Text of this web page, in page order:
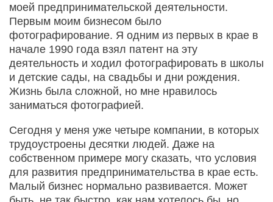
моей предпринимательской деятельности.
Первым моим бизнесом было
фотографирование. Я одним из первых в крае в
начале 1990 года взял патент на эту
деятельность и ходил фотографировать в школы
и детские сады, на свадьбы и дни рождения.
Жизнь была сложной, но мне нравилось
заниматься фотографией.
Сегодня у меня уже четыре компании, в которых
трудоустроены десятки людей. Даже на
собственном примере могу сказать, что условия
для развития предпринимательства в крае есть.
Малый бизнес нормально развивается. Может